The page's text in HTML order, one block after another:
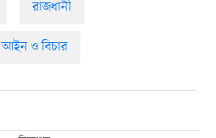
রাজধানী
আইন ও বিচার